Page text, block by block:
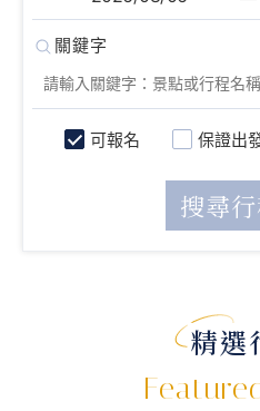
可報名 保證出
精選